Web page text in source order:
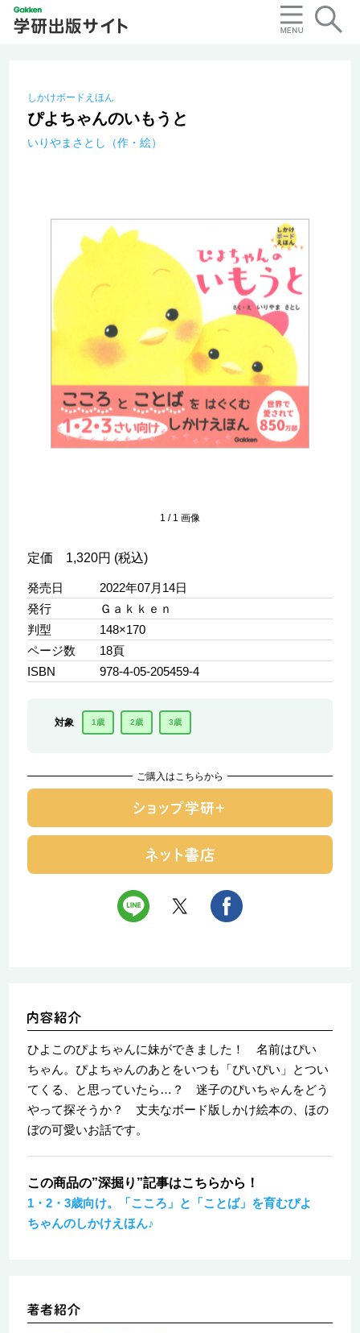
しかけボードえほん
ぴよちゃんのいもうと
いりやまさとし（作・絵）
1 / 1 画像
定価 1,320円 (税込)
発売日
2022年07月14日
発行
Ｇａｋｋｅｎ
判型
148×170
ページ数
18頁
ISBN
978-4-05-205459-4
対象 1歳 2歳 3歳
ご購入はこちらから
ひよこのぴよちゃんに妹ができました！ 名前はぴい
ちゃん。ぴよちゃんのあとをいつも「ぴいぴい」とつい
てくる、と思っていたら…？ 迷子のぴいちゃんをどう
やって探そうか？ 丈夫なボード版しかけ絵本の、ほの
ぼの可愛いお話です。
この商品の”深掘り”記事はこちらから！
1・2・3歳向け。「こころ」と「ことば」を育むぴよ
ちゃんのしかけえほん♪